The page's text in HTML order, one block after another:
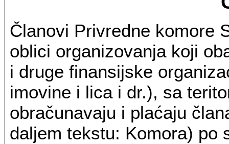
Članovi Privredne komore
oblici organizovanja koji
i druge finansijske
imovine i lica i dr.), sa
obračunavaju i plaćaju
daljem tekstu: Komora) po